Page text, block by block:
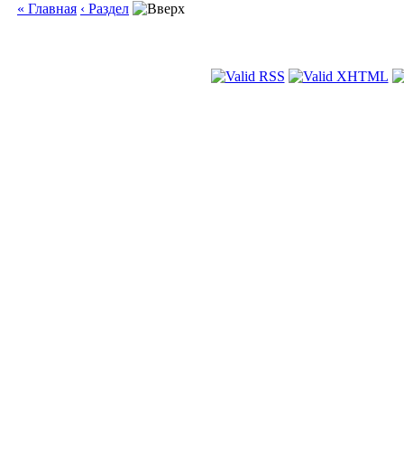
« Главная ‹ Раздел